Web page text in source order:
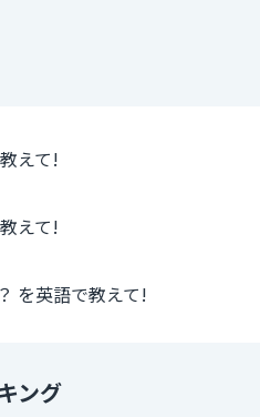
えて!
えて!
を英語で教えて!
ング